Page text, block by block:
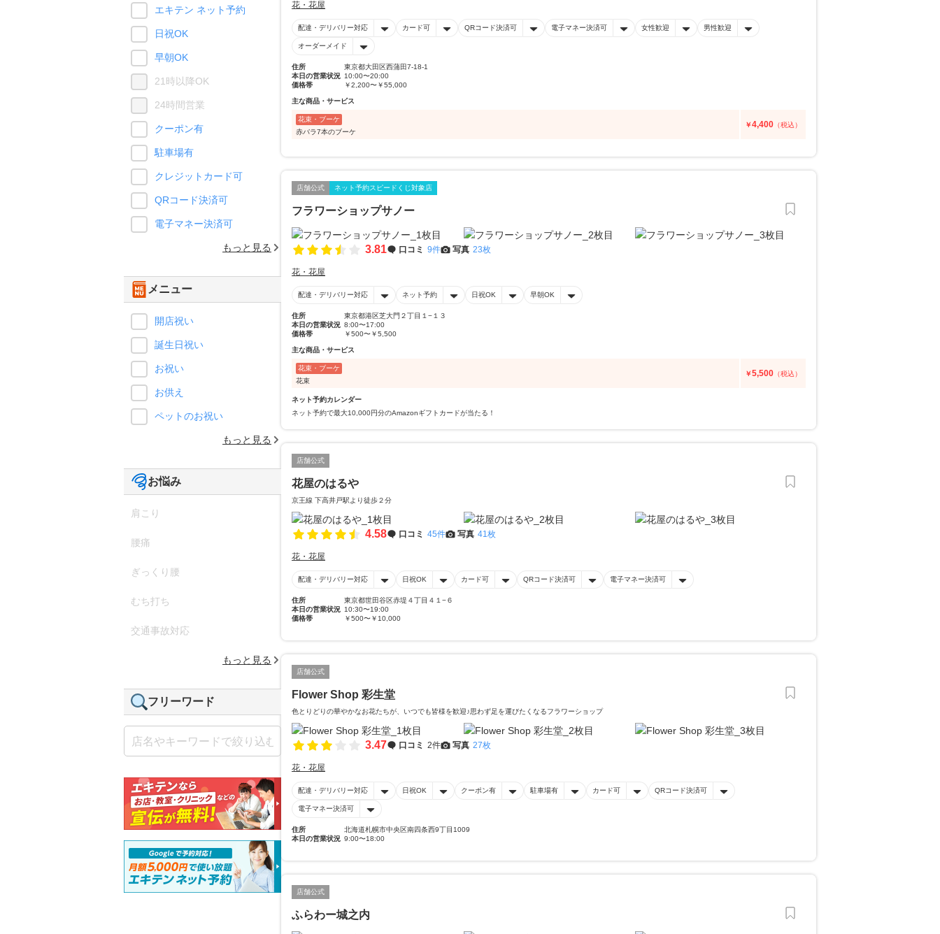
花・花屋
配達・デリバリー対応 カード可 QRコード決済可 電子マネー決済可 女性歓迎 男性歓迎
オーダーメイド
住所
東京都大田区西蒲田7-18-1
本日の営業状況 10:00〜20:00
価格帯
￥2,200〜￥55,000
主な商品・サービス
花束・ブーケ
赤バラ7本のブーケ
￥4,400 （税込）
店舗公式 ネット予約スピードくじ対象店
フラワーショップサノー
3.81 口コミ 9件 写真 23枚
花・花屋
配達・デリバリー対応 ネット予約 日祝OK 早朝OK
住所
東京都港区芝大門２丁目１−１３
本日の営業状況 8:00〜17:00
価格帯
￥500〜￥5,500
主な商品・サービス
花束・ブーケ
花束
￥5,500 （税込）
ネット予約カレンダー
ネット予約で最大10,000円分のAmazonギフトカードが当たる！
店舗公式
花屋のはるや
京王線 下高井戸駅より徒歩２分
4.58 口コミ 45件 写真 41枚
花・花屋
配達・デリバリー対応 日祝OK カード可 QRコード決済可 電子マネー決済可
住所
東京都世田谷区赤堤４丁目４１−６
本日の営業状況 10:30〜19:00
価格帯
￥500〜￥10,000
店舗公式
Flower Shop 彩生堂
色とりどりの華やかなお花たちが、いつでも皆様を歓迎♪思わず足を運びたくなるフラワーショップ
3.47 口コミ 2件 写真 27枚
花・花屋
配達・デリバリー対応 日祝OK クーポン有 駐車場有 カード可 QRコード決済可
電子マネー決済可
住所
北海道札幌市中央区南四条西9丁目1009
本日の営業状況 9:00〜18:00
店舗公式
ふらわー城之内
エキテン ネット予約
日祝OK
早朝OK
21時以降OK
24時間営業
クーポン有
駐車場有
クレジットカード可
QRコード決済可
電子マネー決済可
もっと見る
メニュー
開店祝い
誕生日祝い
お祝い
お供え
ペットのお祝い
もっと見る
お悩み
肩こり
腰痛
ぎっくり腰
むち打ち
交通事故対応
もっと見る
フリーワード